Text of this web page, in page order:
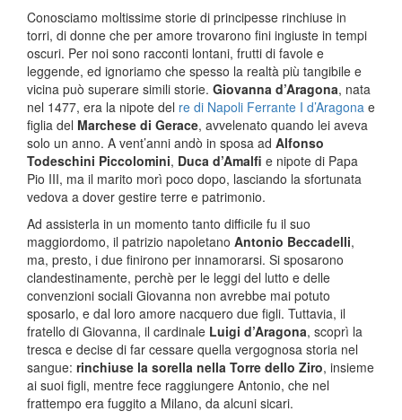
Conosciamo moltissime storie di principesse rinchiuse in
torri, di donne che per amore trovarono fini ingiuste in tempi
oscuri. Per noi sono racconti lontani, frutti di favole e
leggende, ed ignoriamo che spesso la realtà più tangibile e
vicina può superare simili storie. Giovanna d’Aragona, nata
nel 1477, era la nipote del re di Napoli Ferrante I d’Aragona e
figlia del Marchese di Gerace, avvelenato quando lei aveva
solo un anno. A vent’anni andò in sposa ad Alfonso
Todeschini Piccolomini, Duca d’Amalfi e nipote di Papa
Pio III, ma il marito morì poco dopo, lasciando la sfortunata
vedova a dover gestire terre e patrimonio.
Ad assisterla in un momento tanto difficile fu il suo
maggiordomo, il patrizio napoletano Antonio Beccadelli,
ma, presto, i due finirono per innamorarsi. Si sposarono
clandestinamente, perchè per le leggi del lutto e delle
convenzioni sociali Giovanna non avrebbe mai potuto
sposarlo, e dal loro amore nacquero due figli. Tuttavia, il
fratello di Giovanna, il cardinale Luigi d’Aragona, scoprì la
tresca e decise di far cessare quella vergognosa storia nel
sangue: rinchiuse la sorella nella Torre dello Ziro, insieme
ai suoi figli, mentre fece raggiungere Antonio, che nel
frattempo era fuggito a Milano, da alcuni sicari.